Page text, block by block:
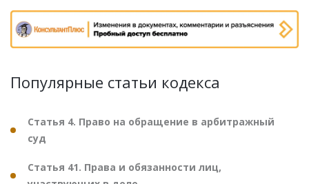
Популярные статьи кодекса
Статья 4. Право на обращение в арбитражный
суд
Статья 41. Права и обязанности лиц,